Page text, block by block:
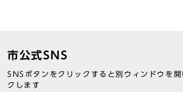
市公式SNS
SNSボタンをクリックすると別ウィンドウを
クします